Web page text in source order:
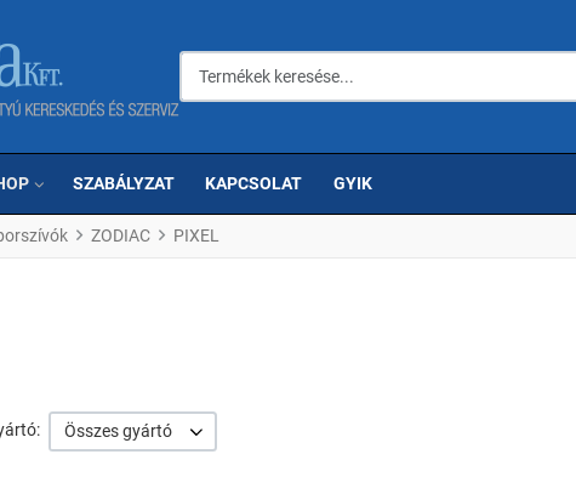
SZABÁLYZAT KAPCSOLAT GYIK
ZODIAC PIXEL
Összes gyártó